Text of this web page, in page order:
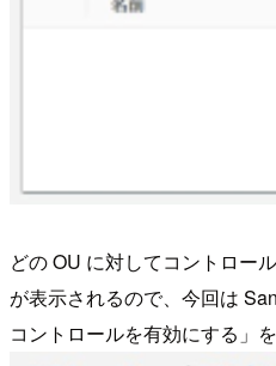
どの OU に対してコントロー
が表示されるので、今回は
コントロールを有効にする」